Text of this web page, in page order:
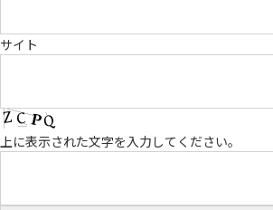
サイト
上に表示された文字を入力してください。